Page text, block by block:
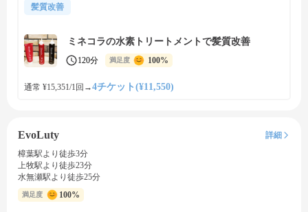
髪質改善
ミネコラの水素トリートメントで髪質改善
120分 満足度 100%
通常 ¥15,351/1回 →4チケット(¥11,550)
EvoLuty
詳細
樟葉駅より徒歩3分
上牧駅より徒歩23分
水無瀬駅より徒歩25分
満足度 100%